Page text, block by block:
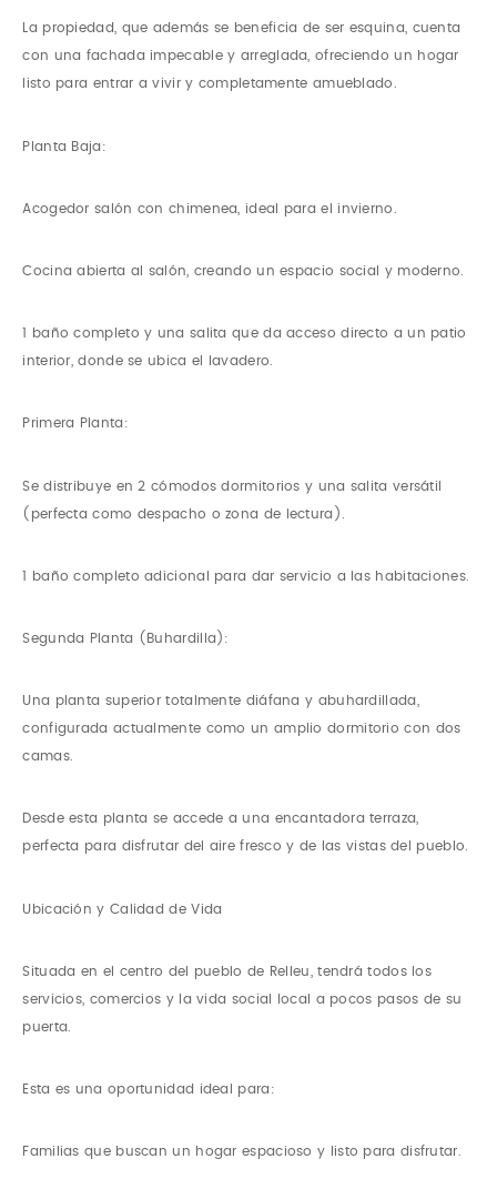
La propiedad, que además se beneficia de ser esquina, cuenta
con una fachada impecable y arreglada, ofreciendo un hogar
listo para entrar a vivir y completamente amueblado.
Planta Baja:
Acogedor salón con chimenea, ideal para el invierno.
Cocina abierta al salón, creando un espacio social y moderno.
1 baño completo y una salita que da acceso directo a un patio
interior, donde se ubica el lavadero.
Primera Planta:
Se distribuye en 2 cómodos dormitorios y una salita versátil
(perfecta como despacho o zona de lectura).
1 baño completo adicional para dar servicio a las habitaciones.
Segunda Planta (Buhardilla):
Una planta superior totalmente diáfana y abuhardillada,
configurada actualmente como un amplio dormitorio con dos
camas.
Desde esta planta se accede a una encantadora terraza,
perfecta para disfrutar del aire fresco y de las vistas del pueblo.
Ubicación y Calidad de Vida
Situada en el centro del pueblo de Relleu, tendrá todos los
servicios, comercios y la vida social local a pocos pasos de su
puerta.
Esta es una oportunidad ideal para:
Familias que buscan un hogar espacioso y listo para disfrutar.